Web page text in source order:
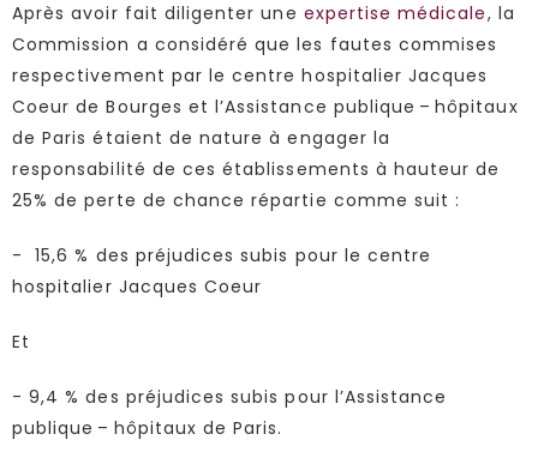
Après avoir fait diligenter une expertise médicale, la
Commission a considéré que les fautes commises
respectivement par le centre hospitalier Jacques
Coeur de Bourges et l’Assistance publique – hôpitaux
de Paris étaient de nature à engager la
responsabilité de ces établissements à hauteur de
25% de perte de chance répartie comme suit :
- 15,6 % des préjudices subis pour le centre
hospitalier Jacques Coeur
Et
- 9,4 % des préjudices subis pour l’Assistance
publique – hôpitaux de Paris.